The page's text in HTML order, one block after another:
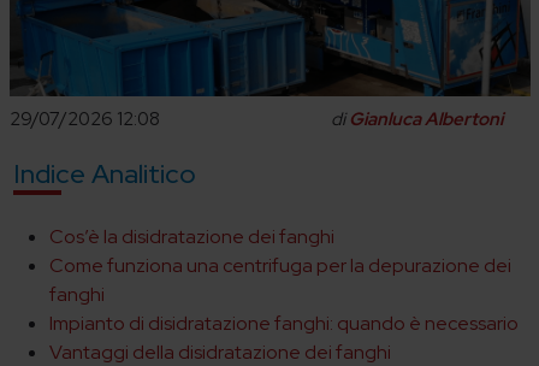
29/07/2026 12:08 diGianluca Albertoni
Indice Analitico
Cos’è la disidratazione dei fanghi
Come funziona una centrifuga per la depurazione dei
fanghi
Impianto di disidratazione fanghi: quando è necessario
Vantaggi della disidratazione dei fanghi